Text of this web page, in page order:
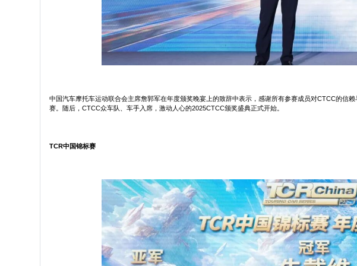
中国汽车摩托车运动联合会主席詹郭军在年度颁奖晚宴上的致辞中表示，感谢所有参赛成员对CTCC的信
赛。随后，CTCC众车队、车手入席，激动人心的2025CTCC颁奖盛典正式开始。
TCR中国锦标赛